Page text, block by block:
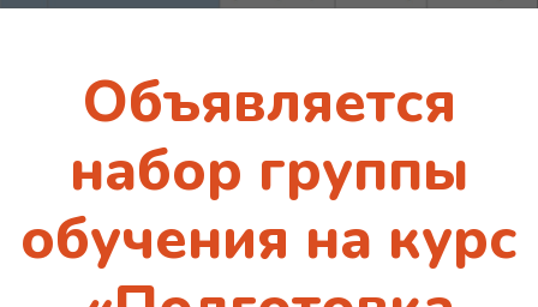
Объявляется
набор группы
обучения на курс